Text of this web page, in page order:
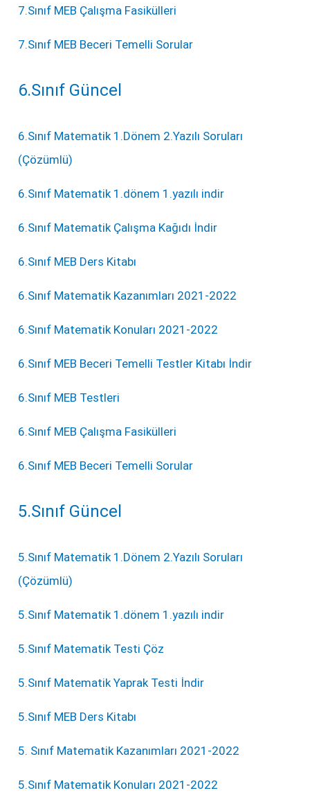
7.Sınıf MEB Çalışma Fasikülleri
7.Sınıf MEB Beceri Temelli Sorular
6.Sınıf Güncel
6.Sınıf Matematik 1.Dönem 2.Yazılı Soruları
(Çözümlü)
6.Sınıf Matematik 1.dönem 1.yazılı indir
6.Sınıf Matematik Çalışma Kağıdı İndir
6.Sınıf MEB Ders Kitabı
6.Sınıf Matematik Kazanımları 2021-2022
6.Sınıf Matematik Konuları 2021-2022
6.Sınıf MEB Beceri Temelli Testler Kitabı İndir
6.Sınıf MEB Testleri
6.Sınıf MEB Çalışma Fasikülleri
6.Sınıf MEB Beceri Temelli Sorular
5.Sınıf Güncel
5.Sınıf Matematik 1.Dönem 2.Yazılı Soruları
(Çözümlü)
5.Sınıf Matematik 1.dönem 1.yazılı indir
5.Sınıf Matematik Testi Çöz
5.Sınıf Matematik Yaprak Testi İndir
5.Sınıf MEB Ders Kitabı
5. Sınıf Matematik Kazanımları 2021-2022
5.Sınıf Matematik Konuları 2021-2022